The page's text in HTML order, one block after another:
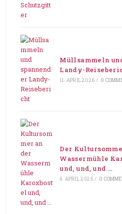
Müllsammeln
Landy-
11. APRIL 2026 / 0
Der
Wassermühle
und, und, und …
4. APRIL 2026 / 0